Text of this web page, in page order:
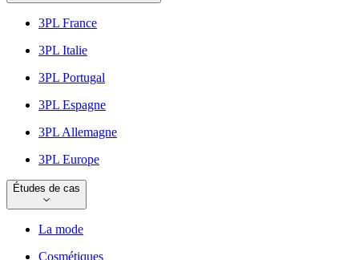
3PL France
3PL Italie
3PL Portugal
3PL Espagne
3PL Allemagne
3PL Europe
Études de cas
La mode
Cosmétiques